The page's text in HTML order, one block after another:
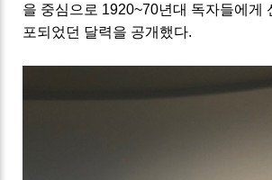
을 중심으로 1920~70년대 독자들에게
포되었던 달력을 공개했다.